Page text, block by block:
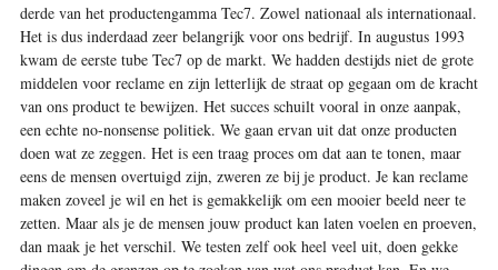
derde van het productengamma Tec7. Zowel nationaal als internationaal.
Het is dus inderdaad zeer belangrijk voor ons bedrijf. In augustus 1993
kwam de eerste tube Tec7 op de markt. We hadden destijds niet de grote
middelen voor reclame en zijn letterlijk de straat op gegaan om de kracht
van ons product te bewijzen. Het succes schuilt vooral in onze aanpak,
een echte no-nonsense politiek. We gaan ervan uit dat onze producten
doen wat ze zeggen. Het is een traag proces om dat aan te tonen, maar
eens de mensen overtuigd zijn, zweren ze bij je product. Je kan reclame
maken zoveel je wil en het is gemakkelijk om een mooier beeld neer te
zetten. Maar als je de mensen jouw product kan laten voelen en proeven,
dan maak je het verschil. We testen zelf ook heel veel uit, doen gekke